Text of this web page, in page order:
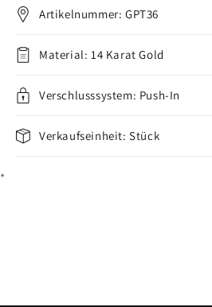
5
Weißgold
In
5
Weißgold
In
Artikelnummer: GPT36
Material: 14 Karat Gold
Verschlusssystem: Push-In
Verkaufseinheit: Stück
*